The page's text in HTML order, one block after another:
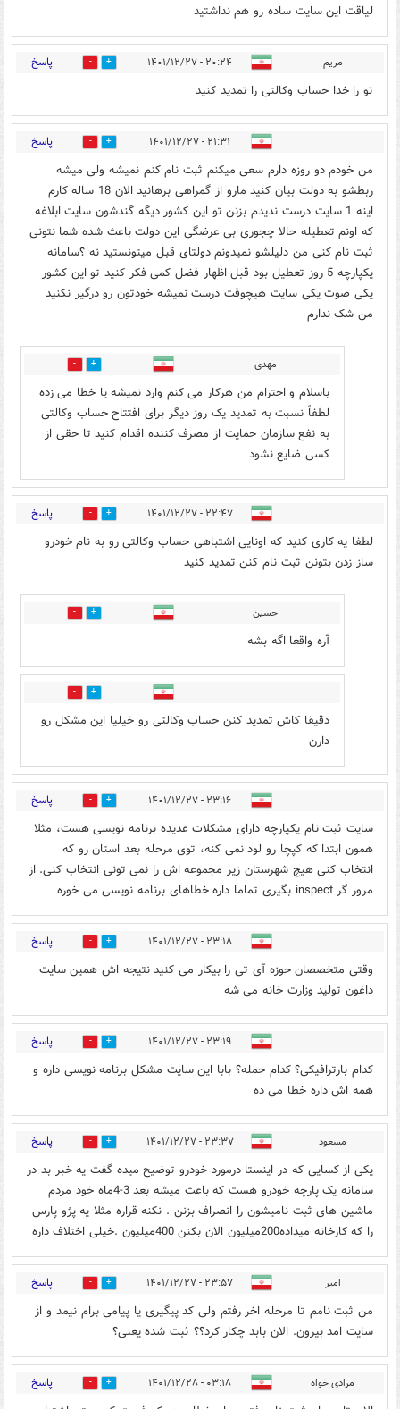
لیاقت این سایت ساده رو هم نداشتید
مریم ۲۰:۲۴ - ۱۴۰۱/۱۲/۲۷ 0 پاسخ
تو را خدا حساب وکالتی را تمدید کنید
۲۱:۳۱ - ۱۴۰۱/۱۲/۲۷ 0 پاسخ
من خودم دو روزه دارم سعی میکنم ثبت نام کنم نمیشه ولی میشه
ربطشو به دولت بیان کنید مارو از گمراهی برهانید الان 18 ساله کارم
اینه 1 سایت درست ندیدم بزنن تو این کشور دیگه گندشون سایت ابلاغه
که اونم تعطیله حالا چجوری بی عرضگی این دولت باعث شده شما نتونی
ثبت نام کنی من دلیلشو نمیدونم دولتای قبل میتونستید نه ؟سامانه
یکپارچه 5 روز تعطیل بود قبل اظهار فضل کمی فکر کنید تو این کشور
یکی صوت یکی سایت هیچوقت درست نمیشه خودتون رو درگیر نکنید
من شک ندارم
مهدی 0
باسلام و احترام من هرکار می کنم وارد نمیشه یا خطا می زده
لطفاً نسبت به تمدید یک روز دیگر برای افتتاح حساب وکالتی
به نفع سازمان حمایت از مصرف کننده اقدام کنید تا حقی از
کسی ضایع نشود
۲۲:۴۷ - ۱۴۰۱/۱۲/۲۷ 2 پاسخ
لطفا یه کاری کنید که اونایی اشتباهی حساب وکالتی رو به نام خودرو
ساز زدن بتونن ثبت نام کنن تمدید کنید
حسین 0
آره واقعا اگه بشه
0
دقیقا کاش تمدید کنن حساب وکالتی رو خیلیا این مشکل رو
دارن
۲۳:۱۶ - ۱۴۰۱/۱۲/۲۷ 0 پاسخ
سایت ثبت نام یکپارچه دارای مشکلات عدیده برنامه نویسی هست، مثلا
همون ابتدا که کپچا رو لود نمی کنه، توی مرحله بعد استان رو که
انتخاب کنی هیچ شهرستان زیر مجموعه اش را نمی تونی انتخاب کنی. از
مرور گر inspect بگیری تماما داره خطاهای برنامه نویسی می خوره
۲۳:۱۸ - ۱۴۰۱/۱۲/۲۷ 0 پاسخ
وقتی متخصصان حوزه آی تی را بیکار می کنید نتیجه اش همین سایت
داغون تولید وزارت خانه می شه
۲۳:۱۹ - ۱۴۰۱/۱۲/۲۷ 0 پاسخ
کدام بارترافیکی؟ کدام حمله؟ بابا این سایت مشکل برنامه نویسی داره و
همه اش داره خطا می ده
مسعود ۲۳:۳۷ - ۱۴۰۱/۱۲/۲۷ 1 پاسخ
یکی از کسایی که در اینستا درمورد خودرو توضیح میده گفت یه خبر بد در
سامانه یک پارچه خودرو هست که باعث میشه بعد 3-4ماه خود مردم
ماشین های ثبت نامیشون را انصراف بزنن . نکنه قراره مثلا یه پژو پارس
را که کارخانه میداده200میلیون الان بکنن 400میلیون .خیلی اختلاف داره
امیر ۲۳:۵۷ - ۱۴۰۱/۱۲/۲۷ 0 پاسخ
من ثبت نامم تا مرحله اخر رفتم ولی کد پیگیری یا پیامی برام نیمد و از
سایت امد بیرون. الان بابد چکار کرد؟؟ ثبت شده یعنی؟
مرادی خواه ۰۳:۱۸ - ۱۴۰۱/۱۲/۲۸ 0 پاسخ